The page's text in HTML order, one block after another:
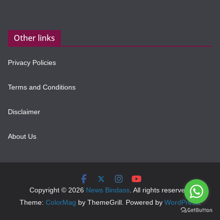
Other links
Privacy Policies
Terms and Conditions
Disclaimer
About Us
Copyright © 2026 News Bindass. All rights reserved.
Theme: ColorMag by ThemeGrill. Powered by WordPress.